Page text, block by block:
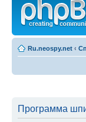
Ru.neospy.net ‹
Программа